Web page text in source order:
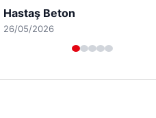
Enes Kaplan Avukatlık Bürosu
28/04/2026